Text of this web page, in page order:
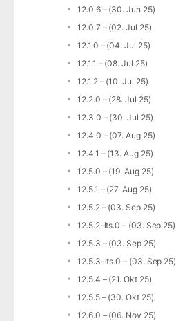
12.0.6 – (30. Jun 25)
12.0.7 – (02. Jul 25)
12.1.0 – (04. Jul 25)
12.1.1 – (08. Jul 25)
12.1.2 – (10. Jul 25)
12.2.0 – (28. Jul 25)
12.3.0 – (30. Jul 25)
12.4.0 – (07. Aug 25)
12.4.1 – (13. Aug 25)
12.5.0 – (19. Aug 25)
12.5.1 – (27. Aug 25)
12.5.2 – (03. Sep 25)
12.5.2-lts.0 – (03. Sep 25)
12.5.3 – (03. Sep 25)
12.5.3-lts.0 – (03. Sep 25)
12.5.4 – (21. Okt 25)
12.5.5 – (30. Okt 25)
12.6.0 – (06. Nov 25)